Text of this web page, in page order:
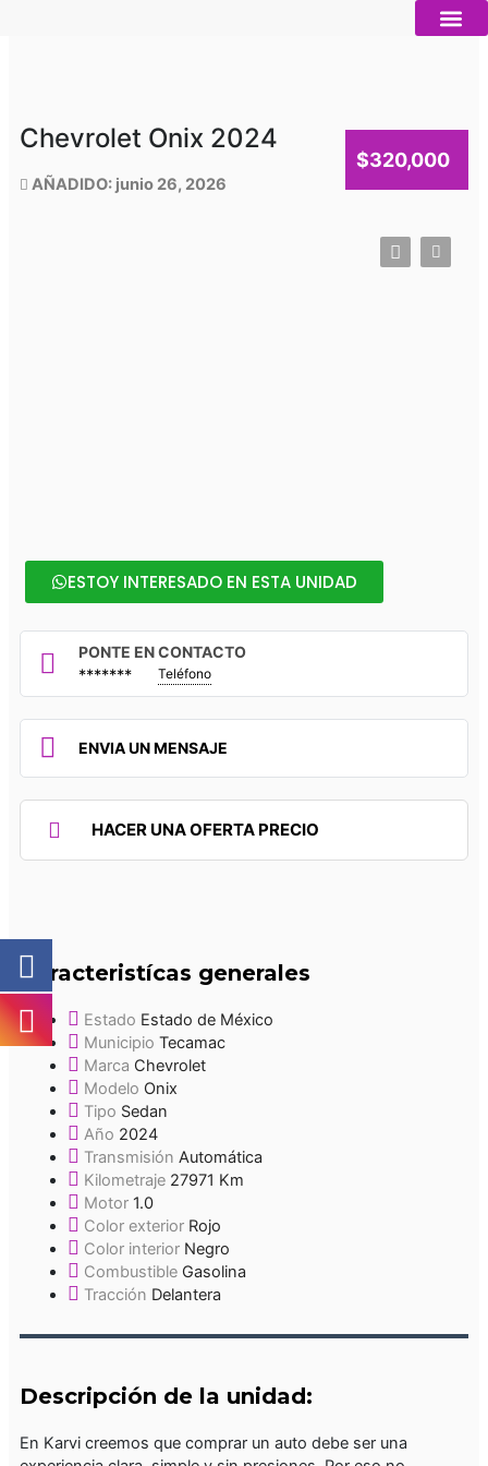
Chevrolet Onix 2024
AÑADIDO: junio 26, 2026
$320,000
ESTOY INTERESADO EN ESTA UNIDAD
PONTE EN CONTACTO
******* Teléfono
ENVIA UN MENSAJE
HACER UNA OFERTA PRECIO
Caracteristícas generales
Estado Estado de México
Municipio Tecamac
Marca Chevrolet
Modelo Onix
Tipo Sedan
Año 2024
Transmisión Automática
Kilometraje 27971 Km
Motor 1.0
Color exterior Rojo
Color interior Negro
Combustible Gasolina
Tracción Delantera
Descripción de la unidad:
En Karvi creemos que comprar un auto debe ser una